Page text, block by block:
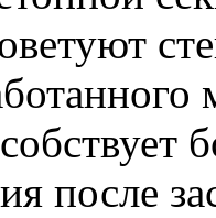
после